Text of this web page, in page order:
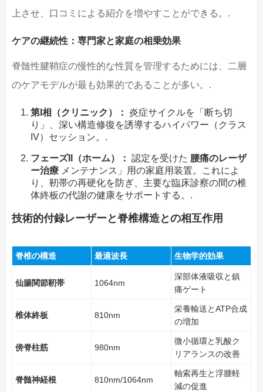
上させ、口コミによる紹介を増やすことができる。.
ケアの継続性：専門家と家庭の相乗効果
脊髄性腱鞘症の慢性的な性質を管理するためには、二層
のケアモデルが最も効果的であることが多い。.
第I相（クリニック）： 炎症サイクルを「断ち切
り」、深い構造修復を誘導するハイパワー（クラス
IV）セッション。.
フェーズII（ホーム）： 認定を受けた 腰痛のレーザ
ー治療メンテナンス」用の家庭用装置。これによ
り、靭帯の再硬化を防ぎ、主要な臨床診察の間の椎
体終板の代謝の健康をサポートする。.
技術的付録レーザーと脊椎構造との相互作用
脊椎の構造 最適波長 生物学的効果
仙腸関節靭帯 1064nm
深部体液吸収と鎮
痛ゲート
椎体終板 810nm
栄養輸送とATP合成
の増加
傍脊柱筋 980nm
微小循環と乳酸ク
リアランスの改善
脊髄神経根 810nm/1064nm
軸索再生と浮腫軽
減の促進